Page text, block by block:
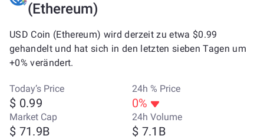
(Ethereum)
USD Coin (Ethereum) wird derzeit zu etwa $0.99
gehandelt und hat sich in den letzten sieben Tagen um
+0% verändert.
Today’s Price
$ 0.99
24h % Price
0%
Market Cap
$ 71.9B
24h Volume
$ 7.1B